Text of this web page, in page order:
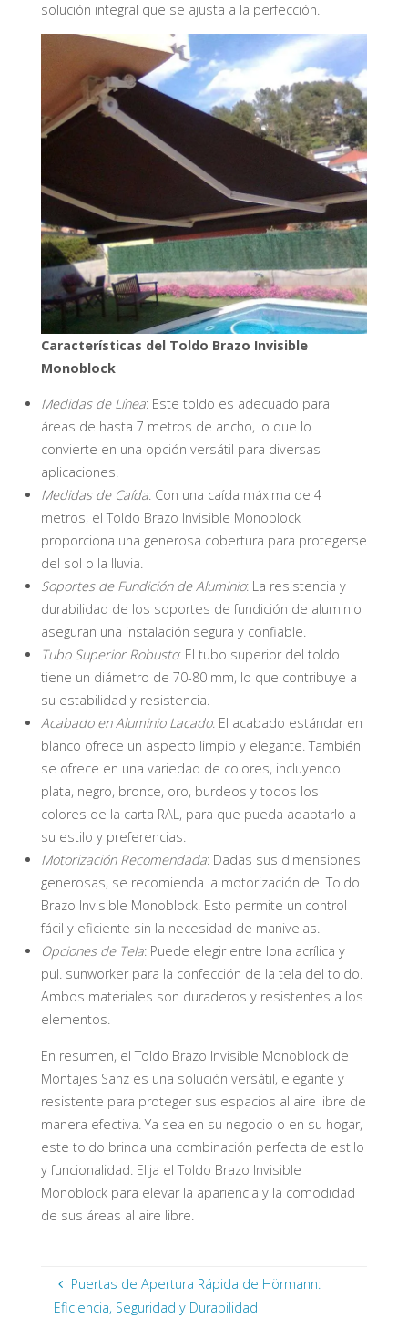
solución integral que se ajusta a la perfección.
Características del Toldo Brazo Invisible
Monoblock
Medidas de Línea: Este toldo es adecuado para
áreas de hasta 7 metros de ancho, lo que lo
convierte en una opción versátil para diversas
aplicaciones.
Medidas de Caída: Con una caída máxima de 4
metros, el Toldo Brazo Invisible Monoblock
proporciona una generosa cobertura para protegerse
del sol o la lluvia.
Soportes de Fundición de Aluminio: La resistencia y
durabilidad de los soportes de fundición de aluminio
aseguran una instalación segura y confiable.
Tubo Superior Robusto: El tubo superior del toldo
tiene un diámetro de 70-80 mm, lo que contribuye a
su estabilidad y resistencia.
Acabado en Aluminio Lacado: El acabado estándar en
blanco ofrece un aspecto limpio y elegante. También
se ofrece en una variedad de colores, incluyendo
plata, negro, bronce, oro, burdeos y todos los
colores de la carta RAL, para que pueda adaptarlo a
su estilo y preferencias.
Motorización Recomendada: Dadas sus dimensiones
generosas, se recomienda la motorización del Toldo
Brazo Invisible Monoblock. Esto permite un control
fácil y eficiente sin la necesidad de manivelas.
Opciones de Tela: Puede elegir entre lona acrílica y
pul. sunworker para la confección de la tela del toldo.
Ambos materiales son duraderos y resistentes a los
elementos.
En resumen, el Toldo Brazo Invisible Monoblock de
Montajes Sanz es una solución versátil, elegante y
resistente para proteger sus espacios al aire libre de
manera efectiva. Ya sea en su negocio o en su hogar,
este toldo brinda una combinación perfecta de estilo
y funcionalidad. Elija el Toldo Brazo Invisible
Monoblock para elevar la apariencia y la comodidad
de sus áreas al aire libre.
Puertas de Apertura Rápida de Hörmann:
Eficiencia, Seguridad y Durabilidad